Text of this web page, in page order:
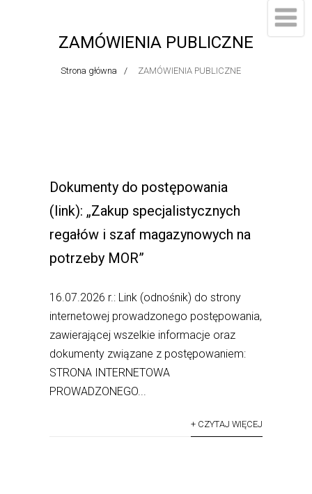
ZAMÓWIENIA PUBLICZNE
Strona główna ZAMÓWIENIA PUBLICZNE
Dokumenty do postępowania
(link): „Zakup specjalistycznych
regałów i szaf magazynowych na
potrzeby MOR”
16.07.2026 r.: Link (odnośnik) do strony
internetowej prowadzonego postępowania,
zawierającej wszelkie informacje oraz
dokumenty związane z postępowaniem:
STRONA INTERNETOWA
PROWADZONEGO...
+ CZYTAJ WIĘCEJ